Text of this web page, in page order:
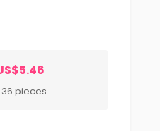
36 pieces